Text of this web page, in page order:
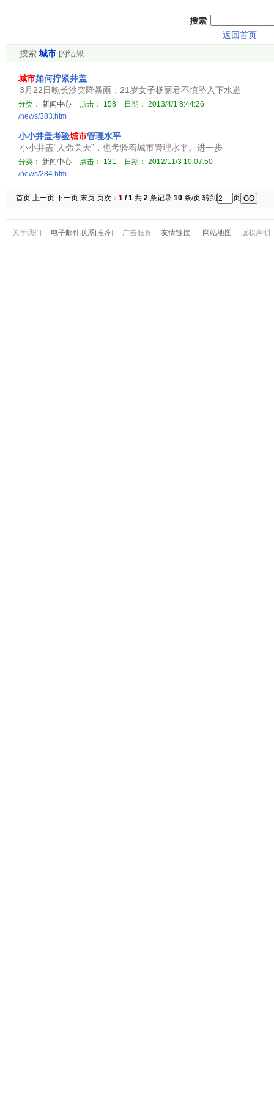
搜索
返回首页
搜索 城市的结果
城市如何拧紧井盖
3月22日晚长沙突降暴雨，21岁女子杨丽君不慎坠入下水道
分类： 新闻中心 点击： 158 日期： 2013/4/1 8:44:26
/news/383.htm
小小井盖考验城市管理水平
小小井盖“人命关天”，也考验着城市管理水平。进一步
分类： 新闻中心 点击： 131 日期： 2012/11/3 10:07:50
/news/284.htm
首页 上一页 下一页 末页 页次： 1/ 1 共 2条记录 10条/页 转到 页
关于我们 - 电子邮件联系[推荐] - 广告服务 - 友情链接 - 网站地图 - 版权声明